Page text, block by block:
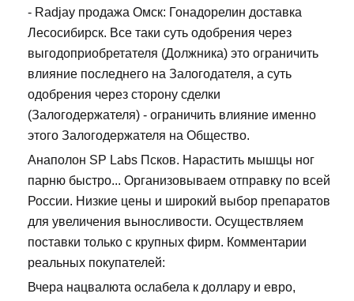
- Radjay продажа Омск: Гонадорелин доставка
Лесосибирск. Все таки суть одобрения через
выгодоприобретателя (Должника) это ограничить
влияние последнего на Залогодателя, а суть
одобрения через сторону сделки
(Залогодержателя) - ограничить влияние именно
этого Залогодержателя на Общество.
Анаполон SP Labs Псков. Нарастить мышцы ног
парню быстро... Организовываем отправку по всей
России. Низкие цены и широкий выбор препаратов
для увеличения выносливости. Осуществляем
поставки только с крупных фирм. Комментарии
реальных покупателей:
Вчера нацвалюта ослабела к доллару и евро,